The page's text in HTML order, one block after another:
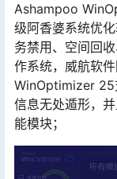
Ashampoo
级阿香婆系统优
务禁用、空间回
作系统，威航软
WinOptimizer 25
信息无处遁形，
能模块；